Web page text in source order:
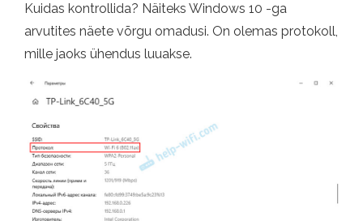
Kuidas kontrollida? Näiteks Windows 10 -ga
arvutites näete võrgu omadusi. On olemas protokoll,
mille jaoks ühendus luuakse.